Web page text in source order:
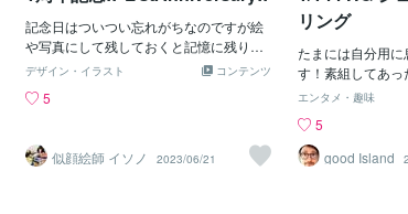
写真から生まれる、世界にひとつのモザ
イクアート泣いた顔、笑った顔、寝顔、
お風呂上がり。全部のあなたが、そこに
いる。⸻「大切なものを、大切なま
つ輪郭を失っていく。でも、こうして形
って、あの温度や匂いまで、ふわっと思
い出せる。それがモザイクアートの力だ
す。⸻「特別な
い誕生日や旅行だ
い。いつものおや
風鈴の音に笑っ
残しておきたい“
たちを、特別なか
か？⸻モザイク
います現在、コ
記念日はついつい忘れがちなのですが絵
や写真にして残しておくと記憶に残りや
すいですよね！「去年もこの時に描いて
いですそんな似顔絵のご注文はこちらか
コンテンツ
デザイン・イラスト
5
似顔絵師 イソノ 2023/06/21
リング
たまには自分用に
す！素組してあ
つりウェザリン
法）。。こんな感
いので格安（
でご提供可能です。
エンタメ・趣味
5
good Island